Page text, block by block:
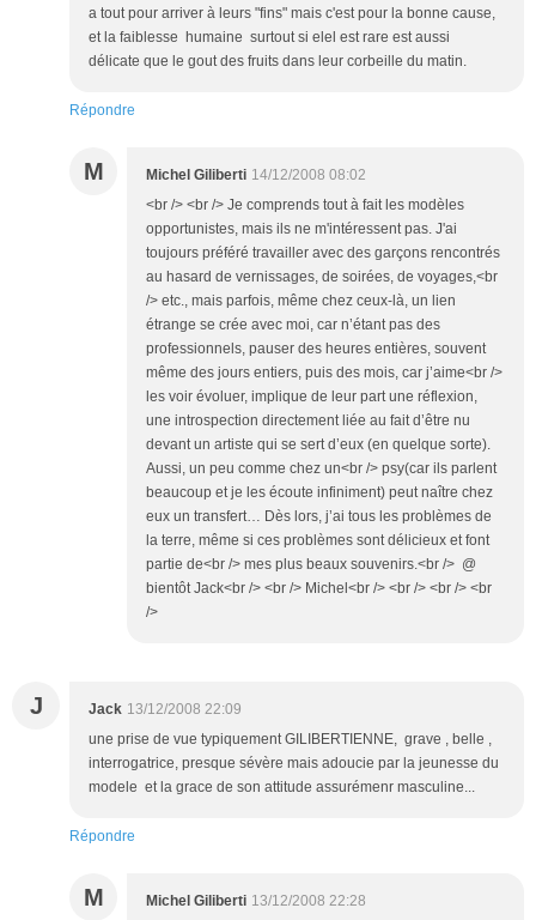
a tout pour arriver à leurs "fins" mais c'est pour la bonne cause,
et la faiblesse humaine surtout si elel est rare est aussi
délicate que le gout des fruits dans leur corbeille du matin.
Répondre
M Michel Giliberti 14/12/2008 08:02
<br /> <br /> Je comprends tout à fait les modèles
opportunistes, mais ils ne m'intéressent pas. J'ai
toujours préféré travailler avec des garçons rencontrés
au hasard de vernissages, de soirées, de voyages,<br
/> etc., mais parfois, même chez ceux-là, un lien
étrange se crée avec moi, car n’étant pas des
professionnels, pauser des heures entières, souvent
même des jours entiers, puis des mois, car j’aime<br />
les voir évoluer, implique de leur part une réflexion,
une introspection directement liée au fait d’être nu
devant un artiste qui se sert d’eux (en quelque sorte).
Aussi, un peu comme chez un<br /> psy(car ils parlent
beaucoup et je les écoute infiniment) peut naître chez
eux un transfert… Dès lors, j’ai tous les problèmes de
la terre, même si ces problèmes sont délicieux et font
partie de<br /> mes plus beaux souvenirs.<br /> @
bientôt Jack<br /> <br /> Michel<br /> <br /> <br /> <br
/>
J Jack 13/12/2008 22:09
une prise de vue typiquement GILIBERTIENNE, grave , belle ,
interrogatrice, presque sévère mais adoucie par la jeunesse du
modele et la grace de son attitude assurémenr masculine...
Répondre
M Michel Giliberti 13/12/2008 22:28